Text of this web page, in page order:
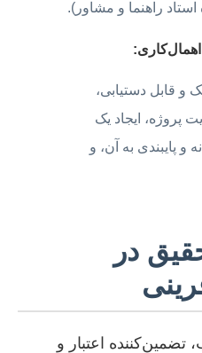
راهنما و مشاور).
اهمال‌کاری:
و قابل دستیابی،
پروژه، ایجاد یک
و پایبندی به آن، و
در
اعتبار و